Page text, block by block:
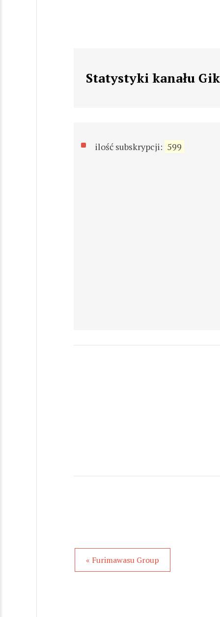
Statystyki kanału
ilość subskrypcji: 599
« Furimawasu Group